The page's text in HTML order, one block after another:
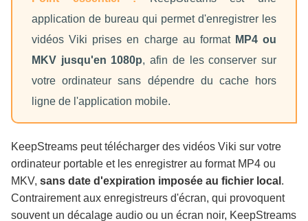
application de bureau qui permet d'enregistrer les
vidéos Viki prises en charge au format MP4 ou
MKV jusqu'en 1080p, afin de les conserver sur
votre ordinateur sans dépendre du cache hors
ligne de l'application mobile.
KeepStreams peut télécharger des vidéos Viki sur votre
ordinateur portable et les enregistrer au format MP4 ou
MKV, sans date d'expiration imposée au fichier local .
Contrairement aux enregistreurs d'écran, qui provoquent
souvent un décalage audio ou un écran noir, KeepStreams